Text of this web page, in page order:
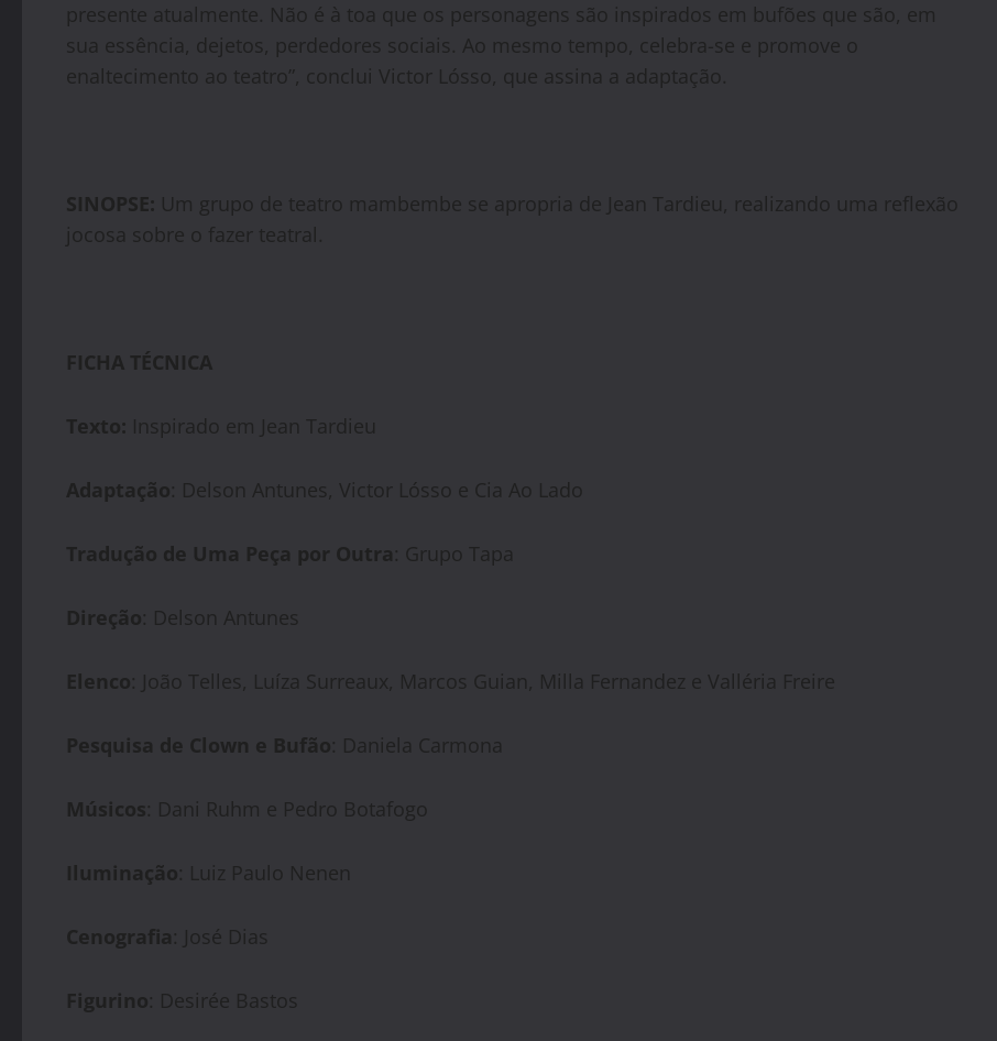
presente atualmente. Não é à toa que os personagens são inspirados em bufões que são, em
sua essência, dejetos, perdedores sociais. Ao mesmo tempo, celebra-se e promove o
enaltecimento ao teatro”, conclui Victor Lósso, que assina a adaptação.
SINOPSE: Um grupo de teatro mambembe se apropria de Jean Tardieu, realizando uma reflexão
jocosa sobre o fazer teatral.
FICHA TÉCNICA
Texto: Inspirado em Jean Tardieu
Adaptação: Delson Antunes, Victor Lósso e Cia Ao Lado
Tradução de Uma Peça por Outra: Grupo Tapa
Direção: Delson Antunes
Elenco: João Telles, Luíza Surreaux, Marcos Guian, Milla Fernandez e Valléria Freire
Pesquisa de Clown e Bufão: Daniela Carmona
Músicos: Dani Ruhm e Pedro Botafogo
Iluminação: Luiz Paulo Nenen
Cenografia: José Dias
Figurino: Desirée Bastos